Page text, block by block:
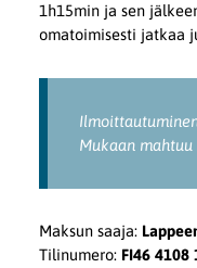
1h15min ja sen
omatoimisesti jatkaa
Mukaan mahtuu
Maksun saaja:
Tilinumero: FI46 4108